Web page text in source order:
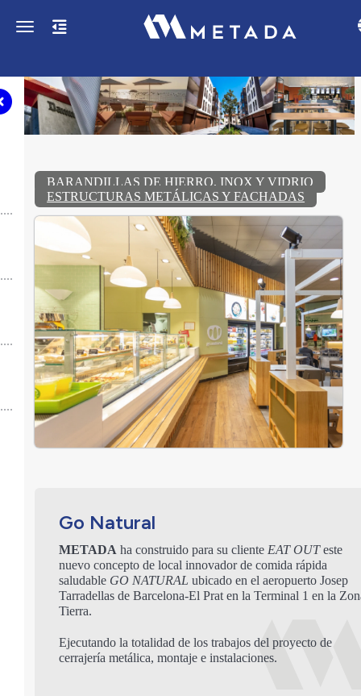
Toggle navigation
BARANDILLAS DE HIERRO, INOX Y VIDRIO
ESTRUCTURAS METÁLICAS Y FACHADAS
Go Natural
METADA ha construido para su cliente EAT OUTeste
nuevo concepto de local innovador de comida rápida
saludable GO NATURAL ubicado en el aeropuerto Josep
Tarradellas de Barcelona-El Prat en la Terminal 1 en la
Tierra.
Ejecutando la totalidad de los trabajos del proyecto de
cerrajería metálica, montaje e instalaciones.